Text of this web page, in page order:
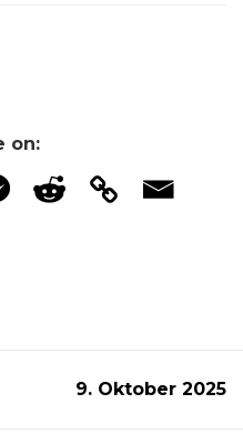
on:
9. Oktober 2025